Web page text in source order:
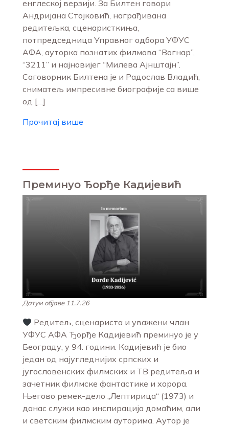
енглеској верзији. За Билтен говори
Андријана Стојковић, награђивана
редитељка, сценаристкиња,
потпредседница Управног одбора УФУС
АФА, ауторка познатих филмова “Вогнар”,
“3211” и најновијег “Милева Ајнштајн”.
Саговорник Билтена је и Радослав Владић,
сниматељ импресивне биографије са више
од […]
Прочитај више
Преминуо Ђорђе Кадијевић
Датум објаве 11.7.26
Редитељ, сценариста и уважени члан
УФУС АФА Ђорђе Кадијевић преминуо је у
Београду, у 94. години. Кадијевић је био
један од најугледнијих српских и
југословенских филмских и ТВ редитеља и
зачетник филмске фантастике и хорора.
Његово ремек-дело „Лептирица“ (1973) и
данас служи као инспирација домаћим, али
и светским филмским ауторима. Аутор је